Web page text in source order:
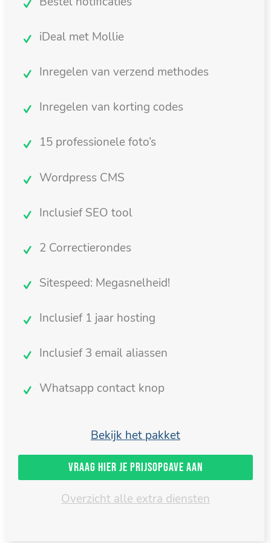
iDeal met Mollie
Inregelen van verzend methodes
Inregelen van korting codes
15 professionele foto’s
Wordpress CMS
Inclusief SEO tool
2 Correctierondes
Sitespeed: Megasnelheid!
Inclusief 1 jaar hosting
Inclusief 3 email aliassen
Whatsapp contact knop
Bekijk het pakket
Vraag hier je prijsopgave aan
Overzicht alle extra diensten